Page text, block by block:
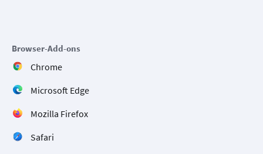
Browser-Add-ons
Chrome
Microsoft Edge
Mozilla Firefox
Safari